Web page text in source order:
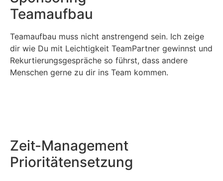
Teamaufbau
Teamaufbau muss nicht anstrengend sein. Ich zeige
dir wie Du mit Leichtigkeit TeamPartner gewinnst und
Rekurtierungsgespräche so führst, dass andere
Menschen gerne zu dir ins Team kommen.
Zeit-Management
Prioritätensetzung